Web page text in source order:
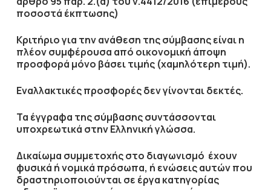
ποσοστά έκπτωσης)
Κριτήριο για την ανάθεση της σύμβασης είναι η
πλέον συμφέρουσα από οικονομική άποψη
προσφορά μόνο βάσει τιμής (χαμηλότερη τιμή).
Εναλλακτικές προσφορές δεν γίνονται δεκτές.
Τα έγγραφα της σύμβασης συντάσσονται
υποχρεωτικά στην Ελληνική γλώσσα.
Δικαίωμα συμμετοχής στο διαγωνισμό έχουν
φυσικά ή νομικά πρόσωπα, ή ενώσεις αυτών που
δραστηριοποιούνται σε έργα κατηγορίας